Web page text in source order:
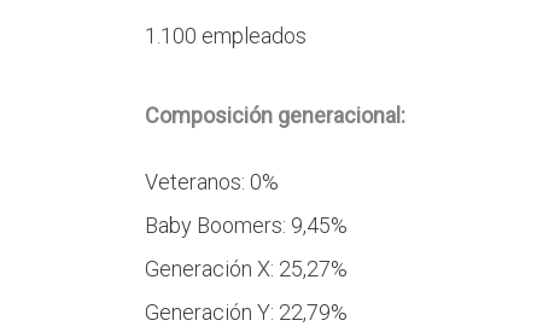
1.100 empleados
Composición generacional:
Veteranos: 0%
Baby Boomers: 9,45%
Generación X: 25,27%
Generación Y: 22,79%